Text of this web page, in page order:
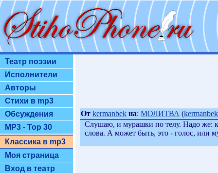
Театр поэзии
Исполнители
Авторы
Стихи в mp3
Обсуждения
MP3 - Top 30
Классика в mp3
Моя страница
Вход в театр
От kermanbek на: МОЛИТВА (kermanbek
Слушаю, и мурашки по телу. Надо же:
слова. А может быть, это - голос, или